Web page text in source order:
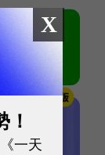
X
一天